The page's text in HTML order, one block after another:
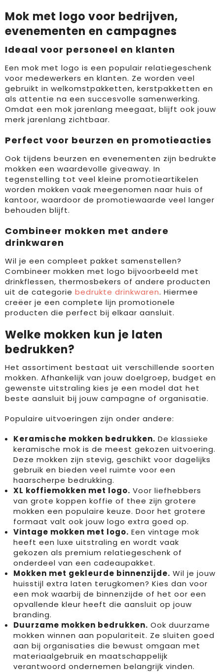
Mok met logo voor bedrijven,
evenementen en campagnes
Ideaal voor personeel en klanten
Een mok met logo is een populair relatiegeschenk
voor medewerkers en klanten. Ze worden veel
gebruikt in welkomstpakketten, kerstpakketten en
als attentie na een succesvolle samenwerking.
Omdat een mok jarenlang meegaat, blijft ook jouw
merk jarenlang zichtbaar.
Perfect voor beurzen en promotieacties
Ook tijdens beurzen en evenementen zijn bedrukte
mokken een waardevolle giveaway. In
tegenstelling tot veel kleine promotieartikelen
worden mokken vaak meegenomen naar huis of
kantoor, waardoor de promotiewaarde veel langer
behouden blijft.
Combineer mokken met andere
drinkwaren
Wil je een compleet pakket samenstellen?
Combineer mokken met logo bijvoorbeeld met
drinkflessen, thermosbekers of andere producten
uit de categorie bedrukte drinkwaren. Hiermee
creëer je een complete lijn promotionele
producten die perfect bij elkaar aansluit.
Welke mokken kun je laten
bedrukken?
Het assortiment bestaat uit verschillende soorten
mokken. Afhankelijk van jouw doelgroep, budget en
gewenste uitstraling kies je een model dat het
beste aansluit bij jouw campagne of organisatie.
Populaire uitvoeringen zijn onder andere:
Keramische mokken bedrukken. De klassieke
keramische mok is de meest gekozen uitvoering.
Deze mokken zijn stevig, geschikt voor dagelijks
gebruik en bieden veel ruimte voor een
haarscherpe bedrukking.
XL koffiemokken met logo. Voor liefhebbers
van grote koppen koffie of thee zijn grotere
mokken een populaire keuze. Door het grotere
formaat valt ook jouw logo extra goed op.
Vintage mokken met logo. Een vintage mok
heeft een luxe uitstraling en wordt vaak
gekozen als premium relatiegeschenk of
onderdeel van een cadeaupakket.
Mokken met gekleurde binnenzijde. Wil je jouw
huisstijl extra laten terugkomen? Kies dan voor
een mok waarbij de binnenzijde of het oor een
opvallende kleur heeft die aansluit op jouw
branding.
Duurzame mokken bedrukken. Ook duurzame
mokken winnen aan populariteit. Ze sluiten goed
aan bij organisaties die bewust omgaan met
materiaalgebruik en maatschappelijk
verantwoord ondernemen belangrijk vinden.